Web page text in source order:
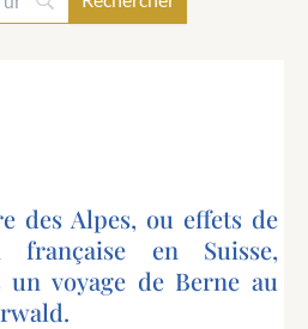
des Alpes, ou effets de
française en Suisse,
un voyage de Berne au